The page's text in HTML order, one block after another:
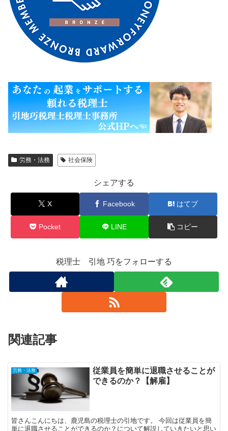
労務・法務 社会保険
シェアする
X Facebook はてブ
Pocket LINE コピー
税理士 引地 巧をフォローする
関連記事
労務・法務
従業員を簡単に退職させることが
できるのか？【解雇】
皆さんこんにちは、鹿児島の税理士の引地です。 今回は従業員を簡
単に退職させることができるのか？について解説していきたいと思い